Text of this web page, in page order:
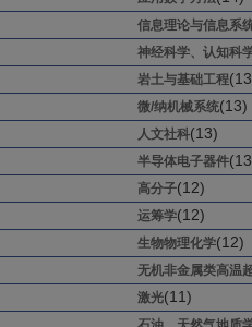
信息理论与信息系
神经科学、认知科
岩土与基础工程
微/纳机械系统(13)
人文社科(13)
半导体电子器件
高分子(12)
运筹学(12)
生物物理化学(12)
无机非金属类高温
激光(11)